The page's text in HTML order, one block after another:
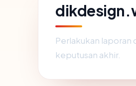
Perlakukan
keputusan akhir.